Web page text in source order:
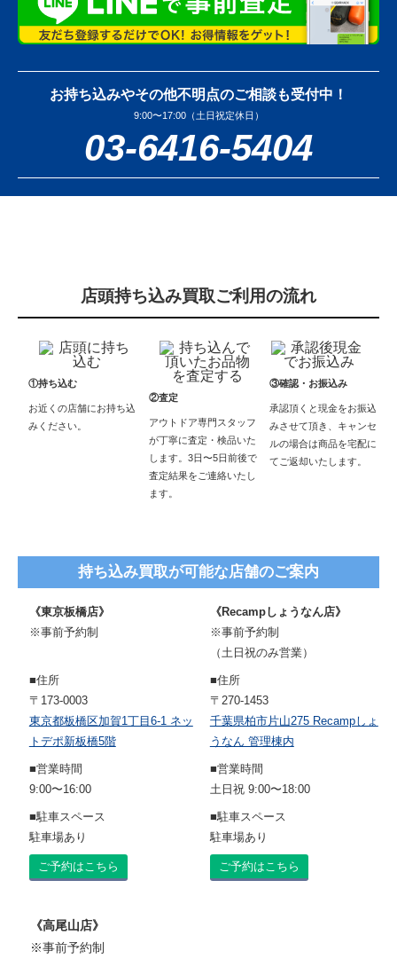
お持ち込みやその他不明点のご相談も受付中！
9:00〜17:00（土日祝定休日）
03-6416-5404
店頭持ち込み買取ご利用の流れ
①持ち込む
お近くの店舗にお持ち込
みください。
②査定
アウトドア専門スタッフ
が丁寧に査定・検品いた
します。3日〜5日前後で
査定結果をご連絡いたし
ます。
③確認・お振込み
承認頂くと現金をお振込
みさせて頂き、キャンセ
ルの場合は商品を宅配に
てご返却いたします。
持ち込み買取が可能な店舗のご案内
《東京板橋店》
※事前予約制
■住所
〒173-0003
東京都板橋区加賀1丁目6-1 ネッ
トデポ新板橋5階
■営業時間
9:00〜16:00
■駐車スペース
駐車場あり
ご予約はこちら
《Recampしょうなん店》
※事前予約制
（土日祝のみ営業）
■住所
〒270-1453
千葉県柏市片山275 Recampしょ
うなん 管理棟内
■営業時間
土日祝 9:00〜18:00
■駐車スペース
駐車場あり
ご予約はこちら
《高尾山店》
※事前予約制